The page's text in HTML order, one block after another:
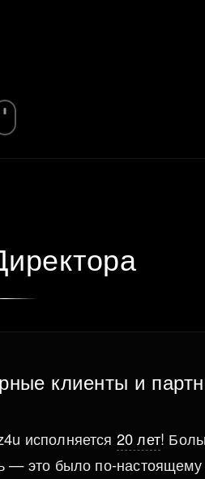
клиенты и
исполняется 20 лет!
— это было по-настоящему